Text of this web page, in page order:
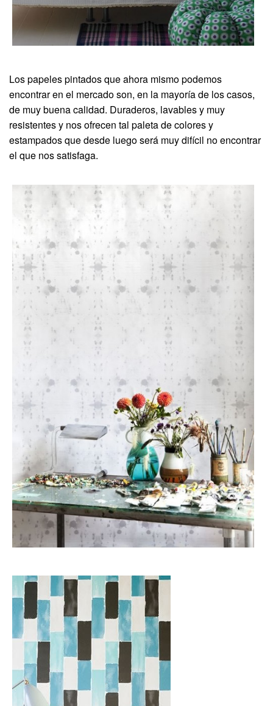
Los papeles pintados que ahora mismo podemos
encontrar en el mercado son, en la mayoría de los casos,
de muy buena calidad. Duraderos, lavables y muy
resistentes y nos ofrecen tal paleta de colores y
estampados que desde luego será muy difícil no encontrar
el que nos satisfaga.